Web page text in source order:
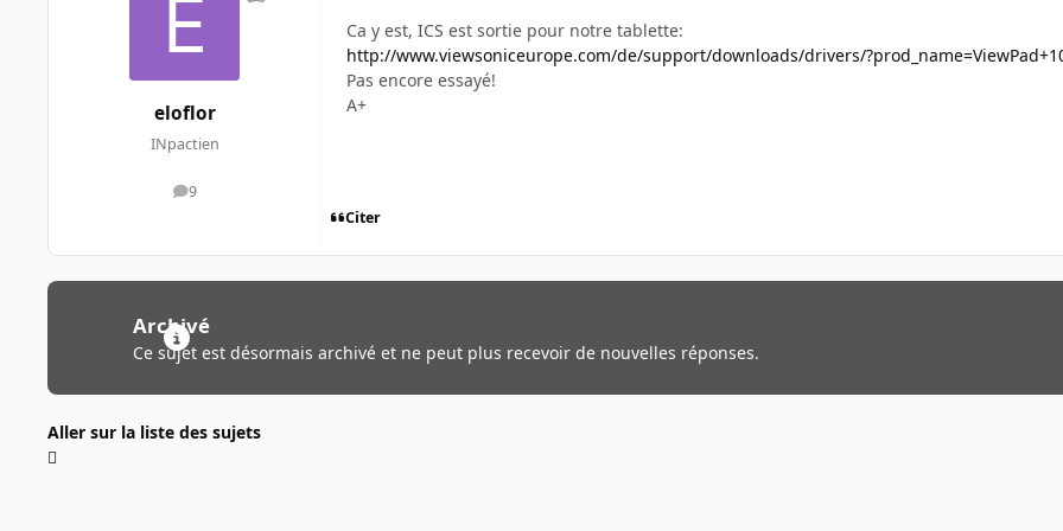
eloflor
INpactien
9
messages
Ca y est, ICS est sortie pour notre tablette:
http://www.viewsoniceurope.com/de/support/downloads/drivers/
Pas encore essayé!
A+
Citer
Archivé
Ce sujet est désormais archivé et ne peut plus recevoir de nouvelles réponses.
Aller sur la liste des sujets